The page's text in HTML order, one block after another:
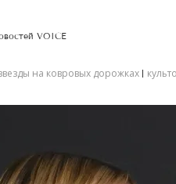
VOICE
на ковровых дорожках